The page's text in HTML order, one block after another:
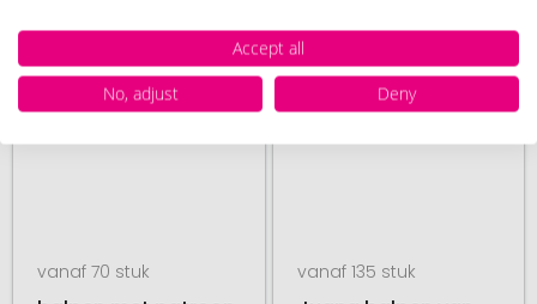
vanaf 70 stuk vanaf 135 stuk
Accept all
No, adjust
Deny